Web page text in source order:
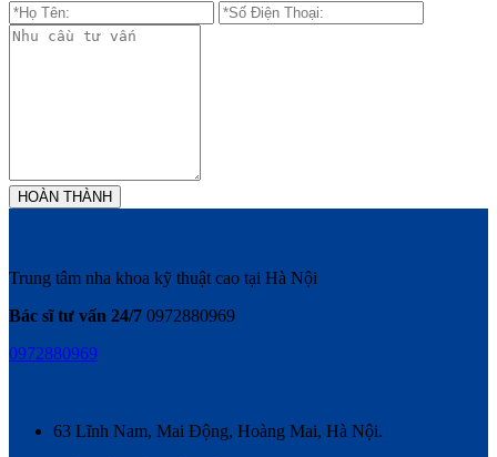
Trung tâm nha khoa kỹ thuật cao tại Hà Nội
Bác sĩ tư vấn 24/7 0972880969
0972880969
63 Lĩnh Nam, Mai Động, Hoàng Mai, Hà Nội.